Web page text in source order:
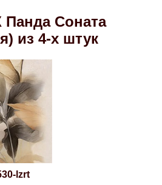
Соната
из 4-х штук
lzrt